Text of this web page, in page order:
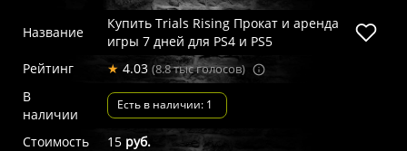
Название
Купить Trials Rising Прокат и аренда
игры 7 дней для PS4 и PS5
Рейтинг
★ 4.03 (8.8 тыс голосов)
В
наличии
Есть в наличии: 1
Стоимость 15 руб.